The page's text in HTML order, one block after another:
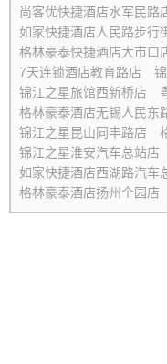
尚客优快捷酒店水军民路
如家快捷酒店人民路步行
格林豪泰快捷酒店大市口
7天连锁酒店教育路店
锦江之星旅馆西新桥店
格林豪泰酒店无锡人民东
锦江之星昆山同丰路店
锦江之星淮安汽车总站店
如家快捷酒店西湖路汽车
格林豪泰酒店扬州个园店